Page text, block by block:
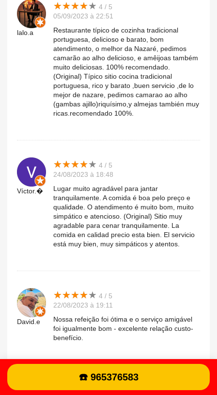
lalo.a
★★★★★
★★★★★ 4 / 5
05/09/2023 à 22:51
Restaurante típico de cozinha tradicional
portuguesa, delicioso e barato, bom
atendimento, o melhor da Nazaré, pedimos
camarão ao alho delicioso, e amêijoas também
muito deliciosas. 100% recomendado.
(Original) Típico sitio cocina tradicional
portuguesa, rico y barato ,buen servicio ,de lo
mejor de nazare, pedimos camarao ao alho
(gambas ajillo)riquísimo,y almejas también muy
ricas.recomendado 100%.
Víctor.�
★★★★★
★★★★★ 4 / 5
24/08/2023 à 18:48
Lugar muito agradável para jantar
tranquilamente. A comida é boa pelo preço e
qualidade. O atendimento é muito bom, muito
simpático e atencioso. (Original) Sitio muy
agradable para cenar tranquilamente. La
comida en calidad precio esta bien. El servicio
está muy bien, muy simpáticos y atentos.
David.e
★★★★★
★★★★★ 4 / 5
22/08/2023 à 19:11
Nossa refeição foi ótima e o serviço amigável
foi igualmente bom - excelente relação custo-
benefício.
★★★★★
★★★★★ 2 / 5
☎️ 965376583